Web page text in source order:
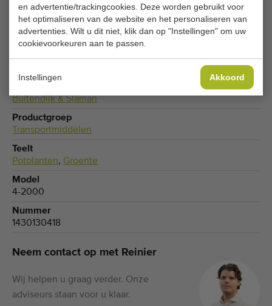
en advertentie/trackingcookies. Deze worden gebruikt voor
het optimaliseren van de website en het personaliseren van
advertenties. Wilt u dit niet, klik dan op "Instellingen" om uw
cookievoorkeuren aan te passen.
Instellingen Akkoord
Buitendijk & Slaman
Productgroep
Transportmiddelen
Teelt
Potplanten, Groente
Model
4-2000
Nummer
1430130418
Neem contact op met Reinier
Wij helpen u graag verder. Onze
adviseurs staan voor u klaar.